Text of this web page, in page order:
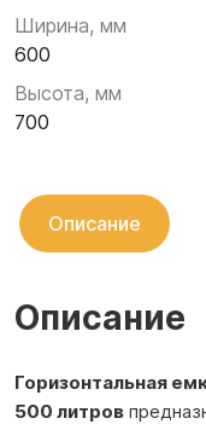
Ширина, мм
600
Высота, мм
700
Описание
Описание
Горизонтальная
500 литров